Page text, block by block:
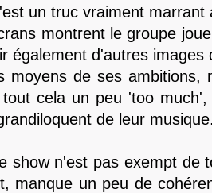
un truc vraiment marrant
montrent le groupe
également d'autres
moyens de ses ambitions,
cela un peu 'too
de leur
show n'est pas exempt de
manque un peu de